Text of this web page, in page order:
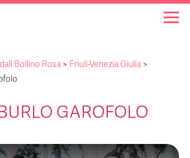
ROSA
Bollino Rosa > Friuli-Venezia Giulia >
GAROFOLO